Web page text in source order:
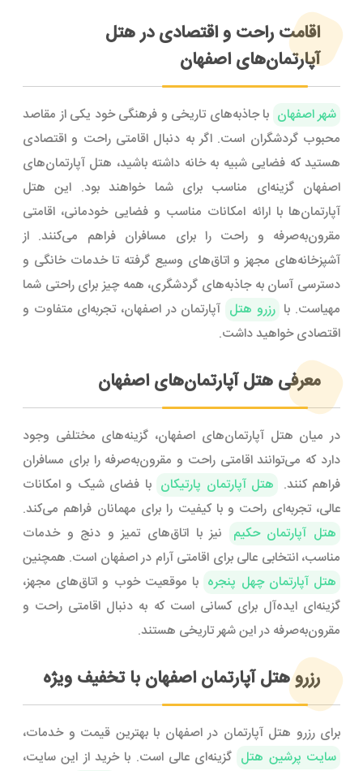
اقامت راحت و اقتصادی در هتل
آپارتمان‌های اصفهان
شهر اصفهان با جاذبه‌های تاریخی و فرهنگی خود یکی از مقاصد
محبوب گردشگران است. اگر به دنبال اقامتی راحت و اقتصادی
هستید که فضایی شبیه به خانه داشته باشید، هتل آپارتمان‌های
اصفهان گزینه‌ای مناسب برای شما خواهند بود. این هتل
آپارتمان‌ها با ارائه امکانات مناسب و فضایی خودمانی، اقامتی
مقرون‌به‌صرفه و راحت را برای مسافران فراهم می‌کنند. از
آشپزخانه‌های مجهز و اتاق‌های وسیع گرفته تا خدمات خانگی و
دسترسی آسان به جاذبه‌های گردشگری، همه چیز برای راحتی شما
مهیاست. با رزرو هتل آپارتمان در اصفهان، تجربه‌ای متفاوت و
اقتصادی خواهید داشت.
معرفی هتل آپارتمان‌های اصفهان
در میان هتل آپارتمان‌های اصفهان، گزینه‌های مختلفی وجود
دارد که می‌توانند اقامتی راحت و مقرون‌به‌صرفه را برای مسافران
فراهم کنند. هتل آپارتمان پارتیکان با فضای شیک و امکانات
عالی، تجربه‌ای راحت و با کیفیت را برای مهمانان فراهم می‌کند.
هتل آپارتمان حکیم
نیز با اتاق‌های تمیز و دنج و خدمات
مناسب، انتخابی عالی برای اقامتی آرام در اصفهان است. همچنین
هتل آپارتمان چهل پنجره با موقعیت خوب و اتاق‌های مجهز،
گزینه‌ای ایده‌آل برای کسانی است که به دنبال اقامتی راحت و
مقرون‌به‌صرفه در این شهر تاریخی هستند.
رزرو هتل آپارتمان اصفهان با تخفیف ویژه
برای رزرو هتل آپارتمان در اصفهان با بهترین قیمت و خدمات،
سایت پرشین هتل گزینه‌ای عالی است. با خرید از این سایت،